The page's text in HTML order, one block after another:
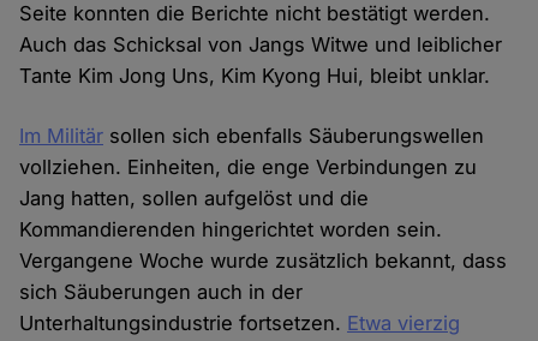
Seite konnten die Berichte nicht bestätigt werden.
Auch das Schicksal von Jangs Witwe und leiblicher
Tante Kim Jong Uns, Kim Kyong Hui, bleibt unklar.
Im Militär sollen sich ebenfalls Säuberungswellen
vollziehen. Einheiten, die enge Verbindungen zu
Jang hatten, sollen aufgelöst und die
Kommandierenden hingerichtet worden sein.
Vergangene Woche wurde zusätzlich bekannt, dass
sich Säuberungen auch in der
Unterhaltungsindustrie fortsetzen. Etwa vierzig